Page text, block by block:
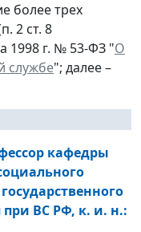
более трех
2 ст. 8
1998 г. № 53-ФЗ "О
службе"; далее –
кафедры
при ВС РФ, к. и. н.: